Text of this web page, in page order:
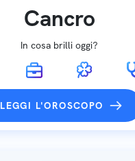
Cancro
In cosa brilli oggi?
LEGGI L'OROSCOPO